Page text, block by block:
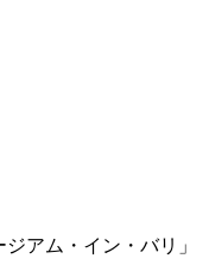
アム・イン・バリ」